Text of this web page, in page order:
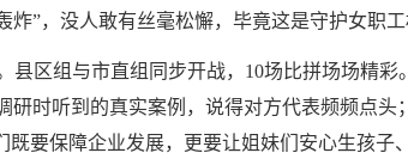
”，没人敢有丝毫松懈，毕竟这是守护女职工
县区组与市直组同步开战，10场比拼场场精
研时听到的真实案例，说得对方代表频频点
要保障企业发展，更要让姐妹们安心生孩子